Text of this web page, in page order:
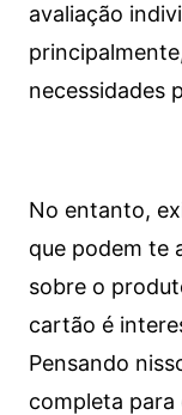
avaliação
necessidades
No entanto,
que podem te
sobre o
cartão é
Pensando
completa